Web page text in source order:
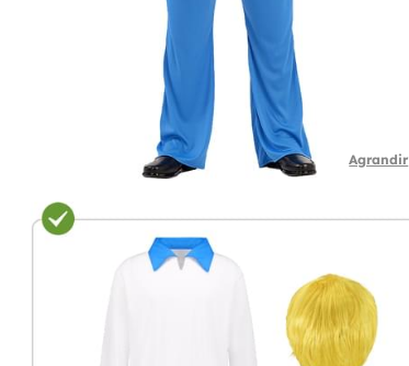
Agrandir